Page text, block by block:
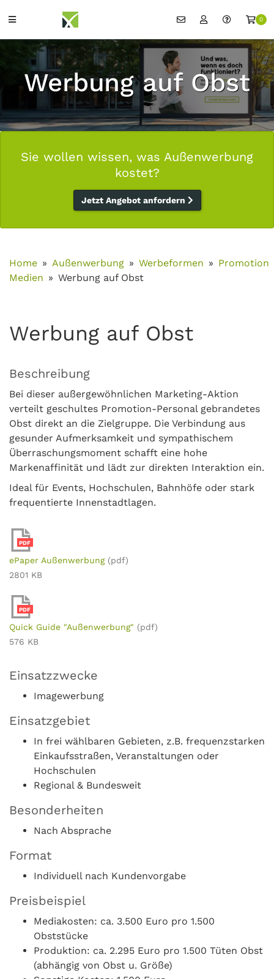
0
Werbung auf Obst
Sie wollen wissen, was Außenwerbung
kostet?
Jetzt Angebot anfordern
Home Außenwerbung Werbeformen
Promotion
Medien
Werbung auf Obst
Werbung auf Obst
Beschreibung
Bei dieser außergewöhnlichen Marketing-Aktion
verteilt geschultes Promotion-Personal gebrandetes
Obst direkt an die Zielgruppe. Die Verbindung aus
gesunder Aufmerksamkeit und sympathischem
Überraschungsmoment schafft eine hohe
Markenaffinität und lädt zur direkten Interaktion ein.
Ideal für Events, Hochschulen, Bahnhöfe oder stark
frequentierte Innenstadtlagen.
PDF
ePaper Außenwerbung (pdf)
2801 KB
PDF
Quick Guide "Außenwerbung" (pdf)
576 KB
Einsatzzwecke
Imagewerbung
Einsatzgebiet
In frei wählbaren Gebieten, z.B. frequenzstarken
Einkaufsstraßen, Veranstaltungen oder
Hochschulen
Regional & Bundesweit
Besonderheiten
Nach Absprache
Format
Individuell nach Kundenvorgabe
Preisbeispiel
Mediakosten: ca. 3.500 Euro pro 1.500
Obststücke
Produktion: ca. 2.295 Euro pro 1.500 Tüten Obst
(abhängig von Obst u. Größe)